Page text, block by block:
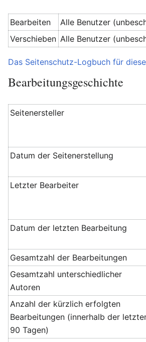
Bearbeiten
Alle Benutzer
Verschieben Alle Benutzer
Das Seitenschutz-Logbuch für
Bearbeitungsgeschichte
Seitenersteller
Datum der Seitenerstellung
Letzter Bearbeiter
Datum der letzten Bearbeitung
Gesamtzahl der Bearbeitungen
Gesamtzahl unterschiedlicher
Autoren
Anzahl der kürzlich erfolgten
Bearbeitungen (innerhalb der
90 Tagen)